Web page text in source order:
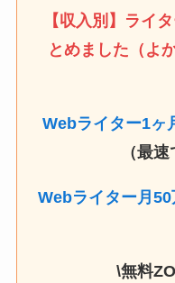
【収入別】ライ
とめました（よ
Webライター1ヶ
（最
Webライター月
\無料